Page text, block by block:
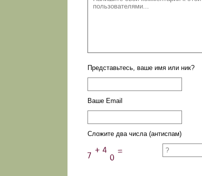
Представьтесь, ваше имя или ник?
Ваше Email
Сложите два числа (антиспам)